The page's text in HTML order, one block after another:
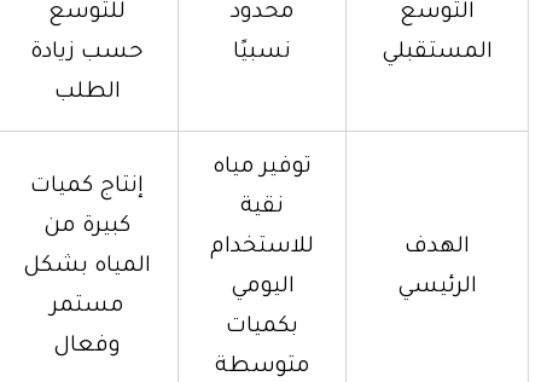
التوسع
المستقبلي
محدود
نسبيًا
للتوسع
حسب زيادة
الطلب
الهدف
الرئيسي
توفير مياه
نقية
للاستخدام
اليومي
بكميات
متوسطة
إنتاج كميات
كبيرة من
المياه بشكل
مستمر
وفعال